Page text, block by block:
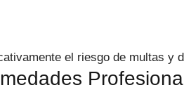
el riesgo de multas y